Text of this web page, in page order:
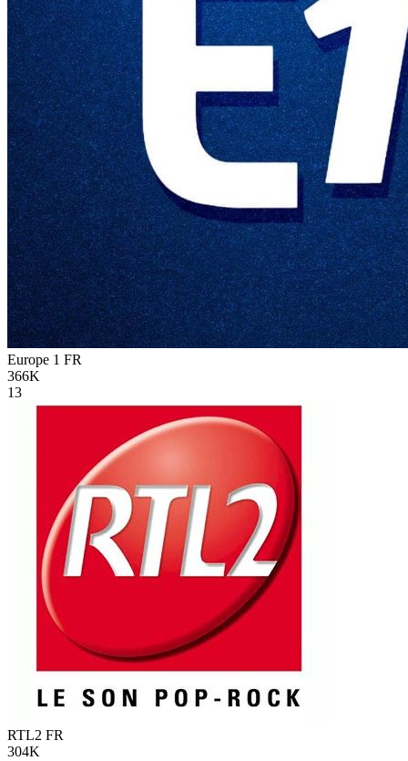
Europe 1 FR
366K
13
RTL2 FR
304K